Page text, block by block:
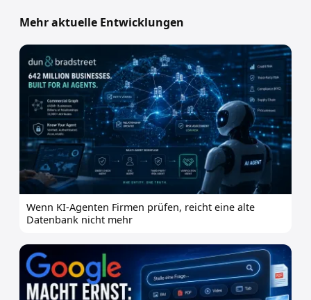
Mehr aktuelle Entwicklungen
Wenn KI-Agenten Firmen prüfen, reicht eine alte
Datenbank nicht mehr